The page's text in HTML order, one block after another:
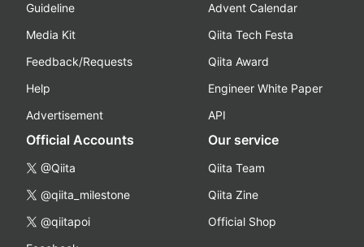
Guideline
Media Kit
Feedback/Requests
Help
Advertisement
Advent Calendar
Qiita Tech Festa
Qiita Award
Engineer White Paper
API
Official Accounts
@Qiita
@qiita_milestone
@qiitapoi
Our service
Qiita Team
Qiita Zine
Official Shop